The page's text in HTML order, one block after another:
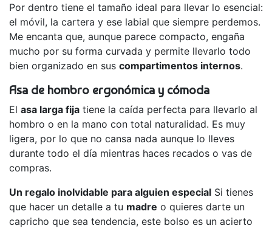
Por dentro tiene el tamaño ideal para llevar lo esencial:
el móvil, la cartera y ese labial que siempre perdemos.
Me encanta que, aunque parece compacto, engaña
mucho por su forma curvada y permite llevarlo todo
bien organizado en sus compartimentos internos.
Asa de hombro ergonómica y cómoda
El asa larga fija tiene la caída perfecta para llevarlo al
hombro o en la mano con total naturalidad. Es muy
ligera, por lo que no cansa nada aunque lo lleves
durante todo el día mientras haces recados o vas de
compras.
Un regalo inolvidable para alguien especial Si tienes
que hacer un detalle a tu madre o quieres darte un
capricho que sea tendencia, este bolso es un acierto